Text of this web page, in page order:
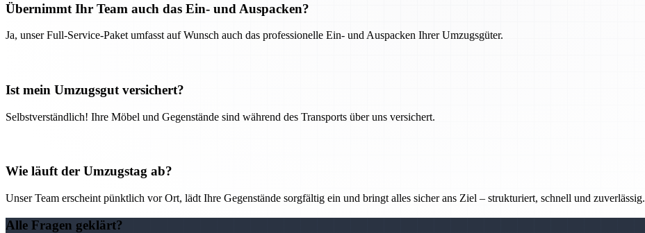
Übernimmt Ihr Team auch das Ein- und Auspacken?
Ja, unser Full-Service-Paket umfasst auf Wunsch auch das professionelle Ein- und Auspacken Ihrer Umzugsgüter.
Ist mein Umzugsgut versichert?
Selbstverständlich! Ihre Möbel und Gegenstände sind während des Transports über uns versichert.
Wie läuft der Umzugstag ab?
Unser Team erscheint pünktlich vor Ort, lädt Ihre Gegenstände sorgfältig ein und bringt alles sicher ans Ziel – strukturiert, schnell und zuverlässig.
Alle Fragen geklärt?